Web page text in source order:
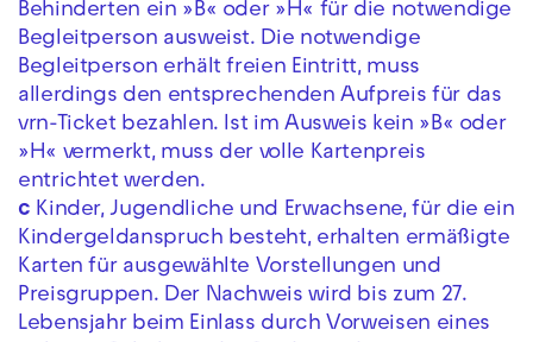
Behinderten ein »B« oder »H« für die notwendige
Begleitperson ausweist. Die notwendige
Begleitperson erhält freien Eintritt, muss
allerdings den entsprechenden Aufpreis für das
vrn-Ticket bezahlen. Ist im Ausweis kein »B« oder
»H« vermerkt, muss der volle Kartenpreis
entrichtet werden.
c Kinder, Jugendliche und Erwachsene, für die ein
Kindergeldanspruch besteht, erhalten ermäßigte
Karten für ausgewählte Vorstellungen und
Preisgruppen. Der Nachweis wird bis zum 27.
Lebensjahr beim Einlass durch Vorweisen eines